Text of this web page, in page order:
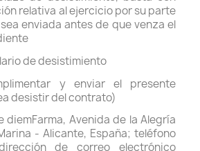
relativa al ejercicio por su parte
enviada antes de que venza el
de desistimiento
y enviar el presente
desistir del contrato)
diemFarma, Avenida de la Alegría
- Alicante, España; teléfono
de correo electrónico